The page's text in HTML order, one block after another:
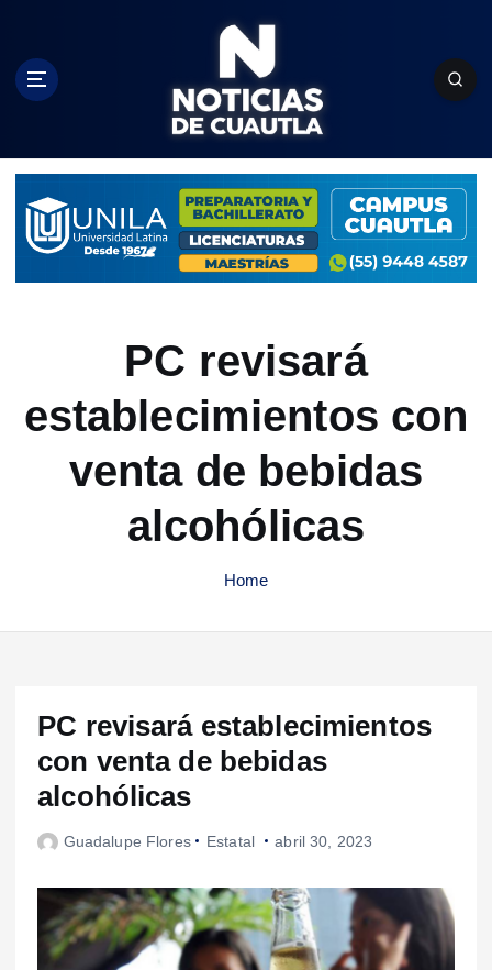
c
PC revisará
establecimientos con
venta de bebidas
alcohólicas
Home
PC revisará establecimientos
con venta de bebidas
alcohólicas
Guadalupe Flores Estatal abril 30, 2023